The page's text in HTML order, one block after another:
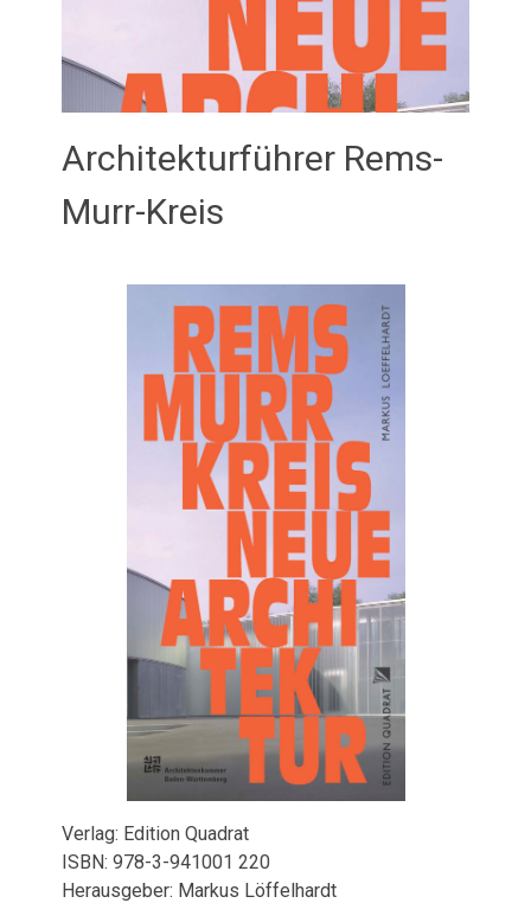
Architekturführer Rems-
Murr-Kreis
Verlag: Edition Quadrat
ISBN: 978-3-941001 220
Herausgeber: Markus Löffelhardt